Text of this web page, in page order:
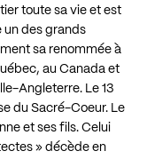
toute sa vie et est
un des grands
sa renommée à
au Canada et
Angleterre. Le 13
du Sacré-Coeur. Le
et ses fils. Celui
» décède en